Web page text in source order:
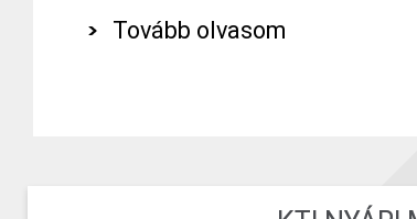
Tovább olvasom